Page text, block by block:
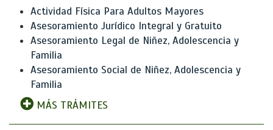
Actividad Física Para Adultos Mayores
Asesoramiento Jurídico Integral y Gratuito
Asesoramiento Legal de Niñez, Adolescencia y
Familia
Asesoramiento Social de Niñez, Adolescencia y
Familia
MÁS TRÁMITES